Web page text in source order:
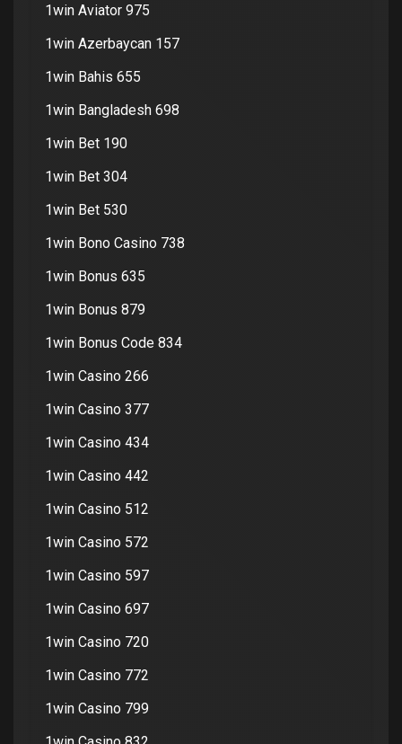
1win Aviator 975
1win Azerbaycan 157
1win Bahis 655
1win Bangladesh 698
1win Bet 190
1win Bet 304
1win Bet 530
1win Bono Casino 738
1win Bonus 635
1win Bonus 879
1win Bonus Code 834
1win Casino 266
1win Casino 377
1win Casino 434
1win Casino 442
1win Casino 512
1win Casino 572
1win Casino 597
1win Casino 697
1win Casino 720
1win Casino 772
1win Casino 799